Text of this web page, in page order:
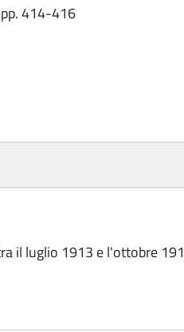
414-416
il luglio 1913 e l'ottobre